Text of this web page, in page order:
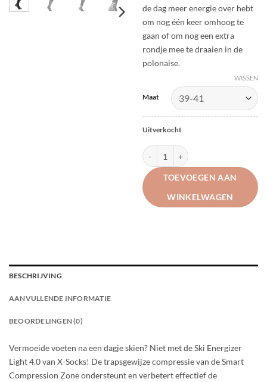
de dag meer energie over hebt
om nog één keer omhoog te
gaan of om nog een extra
rondje mee te draaien in de
polonaise.
Maat
WISSEN
Uitverkocht
X-Socks - Ski Energizer Light 4.0
TOEVOEGEN AAN
WINKELWAGEN
Alternative:
BESCHRIJVING
AANVULLENDE INFORMATIE
BEOORDELINGEN (0)
Vermoeide voeten na een dagje skien? Niet met de Ski Energizer
Light 4.0 van X-Socks! De trapsgewijze compressie van de Smart
Compression Zone ondersteunt en verbetert effectief de